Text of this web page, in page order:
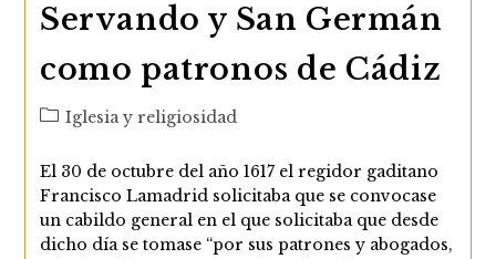
Servando y San Germán
como patronos de Cádiz
Categoría
la
entrada:
Iglesia y religiosidad
El 30 de octubre del año 1617 el regidor gaditano
Francisco Lamadrid solicitaba que se convocase
un cabildo general en el que solicitaba que desde
dicho día se tomase “por sus patrones y abogados,